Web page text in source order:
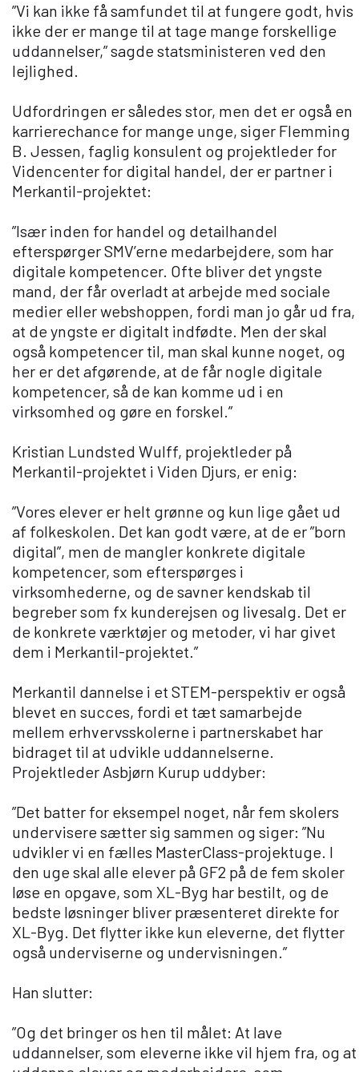
”Vi kan ikke få samfundet til at fungere godt, hvis
ikke der er mange til at tage mange forskellige
uddannelser,” sagde statsministeren ved den
lejlighed.
Udfordringen er således stor, men det er også en
karrierechance for mange unge, siger Flemming
B. Jessen, faglig konsulent og projektleder for
Videncenter for digital handel, der er partner i
Merkantil-projektet:
”Især inden for handel og detailhandel
efterspørger SMV’erne medarbejdere, som har
digitale kompetencer. Ofte bliver det yngste
mand, der får overladt at arbejde med sociale
medier eller webshoppen, fordi man jo går ud fra,
at de yngste er digitalt indfødte. Men der skal
også kompetencer til, man skal kunne noget, og
her er det afgørende, at de får nogle digitale
kompetencer, så de kan komme ud i en
virksomhed og gøre en forskel.”
Kristian Lundsted Wulff, projektleder på
Merkantil-projektet i Viden Djurs, er enig:
”Vores elever er helt grønne og kun lige gået ud
af folkeskolen. Det kan godt være, at de er ”born
digital”, men de mangler konkrete digitale
kompetencer, som efterspørges i
virksomhederne, og de savner kendskab til
begreber som fx kunderejsen og livesalg. Det er
de konkrete værktøjer og metoder, vi har givet
dem i Merkantil-projektet.”
Merkantil dannelse i et STEM-perspektiv er også
blevet en succes, fordi et tæt samarbejde
mellem erhvervsskolerne i partnerskabet har
bidraget til at udvikle uddannelserne.
Projektleder Asbjørn Kurup uddyber:
”Det batter for eksempel noget, når fem skolers
undervisere sætter sig sammen og siger: ”Nu
udvikler vi en fælles MasterClass-projektuge. I
den uge skal alle elever på GF2 på de fem skoler
løse en opgave, som XL-Byg har bestilt, og de
bedste løsninger bliver præsenteret direkte for
XL-Byg. Det flytter ikke kun eleverne, det flytter
også underviserne og undervisningen.”
Han slutter:
”Og det bringer os hen til målet: At lave
uddannelser, som eleverne ikke vil hjem fra, og at